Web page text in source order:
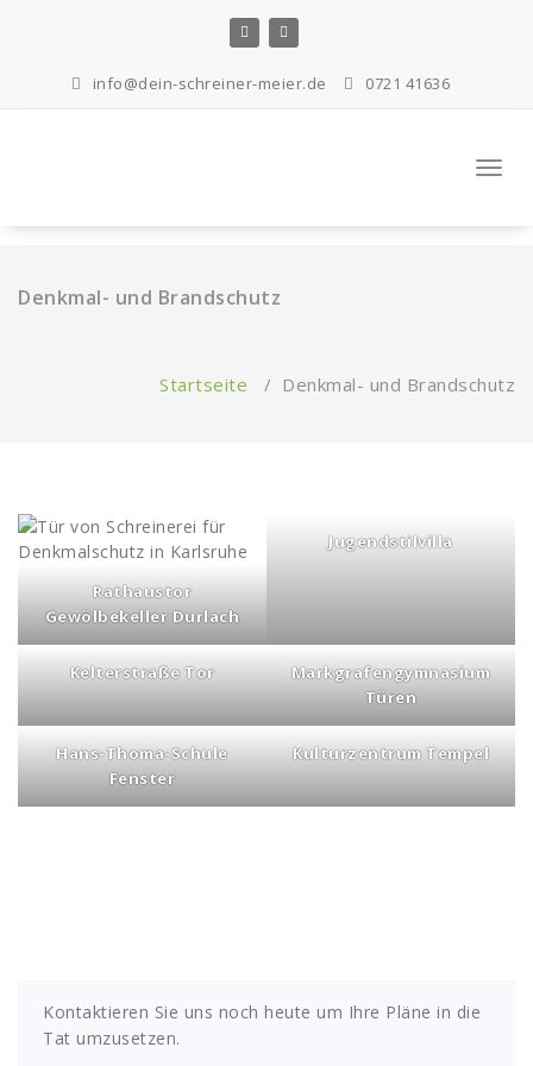
info@dein-schreiner-meier.de 0721 41636
Denkmal- und Brandschutz
Startseite / Denkmal- und Brandschutz
Rathaustor
Gewölbekeller Durlach
Jugendstilvilla
Kelterstraße Tor
Markgrafengymnasium
Türen
Hans-Thoma-Schule
Fenster
Kulturzentrum Tempel
Kontaktieren Sie uns noch heute um Ihre Pläne in die
Tat umzusetzen.